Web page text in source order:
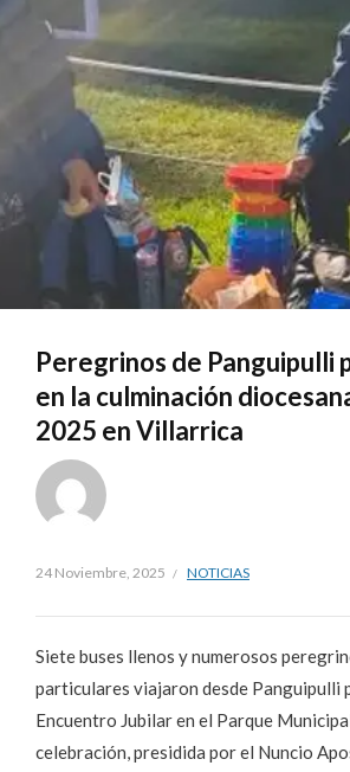
Peregrinos de Panguipulli
en la culminación
2025 en Villarrica
24 Noviembre, 2025 NOTICIAS
Siete buses llenos y numerosos
particulares viajaron desde Panguipulli
Encuentro Jubilar en el Parque
celebración, presidida por el Nuncio